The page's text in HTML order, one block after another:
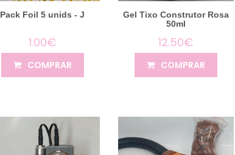
Pack Foil 5 unids - J
1.00€
COMPRAR
Gel Tixo Construtor Rosa
50ml
12.50€
COMPRAR